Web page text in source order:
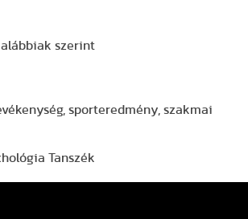
szerint
sporteredmény, szakmai
Tanszék